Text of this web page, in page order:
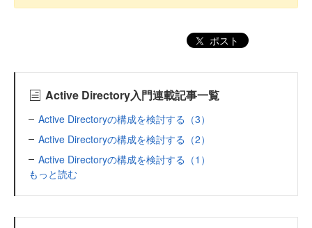
ポスト
Active Directory入門連載記事一覧
Active Directoryの構成を検討する（3）
Active Directoryの構成を検討する（2）
Active Directoryの構成を検討する（1）
もっと読む